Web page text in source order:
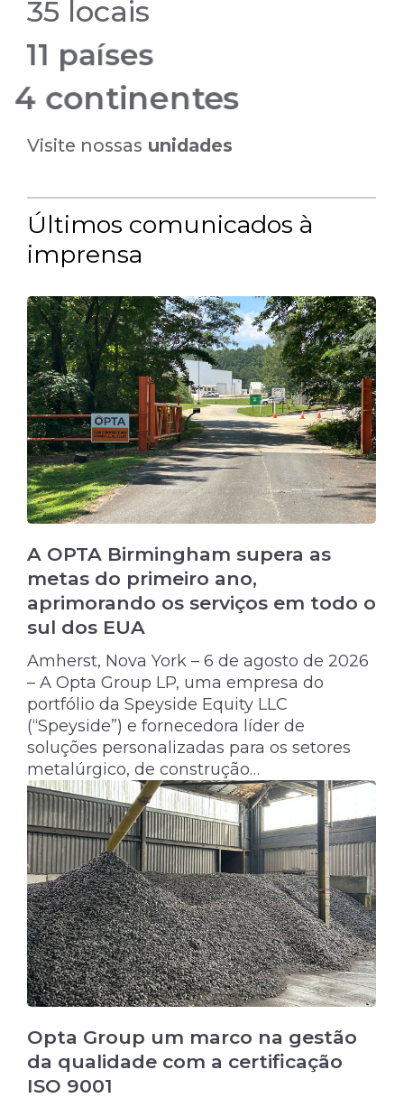
35 locais
11 países
4 continentes
Visite nossas unidades
Últimos comunicados à
imprensa
A OPTA Birmingham supera as
metas do primeiro ano,
aprimorando os serviços em todo o
sul dos EUA
Amherst, Nova York – 6 de agosto de 2026
– A Opta Group LP, uma empresa do
portfólio da Speyside Equity LLC
(“Speyside”) e fornecedora líder de
soluções personalizadas para os setores
metalúrgico, de construção…
Opta Group um marco na gestão
da qualidade com a certificação
ISO 9001